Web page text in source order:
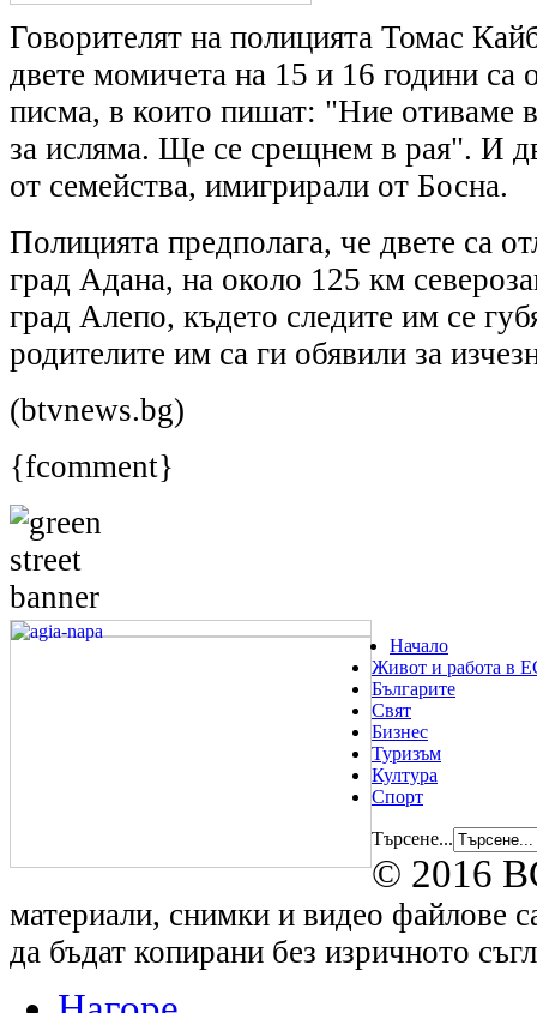
Говорителят на полицията Томас
двете момичета на 15 и 16 години са
писма, в които пишат: "Ние отиваме
за исляма. Ще се срещнем в рая". И
от семейства, имигрирали от Босна.
Полицията предполага, че двете са
град Адана, на около 125 км
град Алепо, където следите им се
родителите им са ги обявили за
(btvnews.bg)
{fcomment}
Начало
Живот и работа в
Българите
Свят
Бизнес
Туризъм
Култура
Спорт
Търсене...
© 2016
материали, снимки и видео файлове
да бъдат копирани без изричното